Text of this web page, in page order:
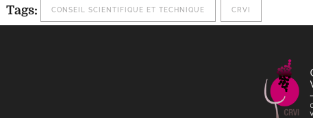
Tags: CONSEIL SCIENTIFIQUE ET TECHNIQUE CRVI